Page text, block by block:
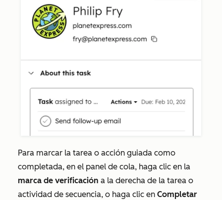
Para marcar la tarea o acción guiada como
completada, en el panel de cola, haga clic en la
marca de verificación a la derecha de la tarea o
actividad de secuencia, o haga clic en Completar